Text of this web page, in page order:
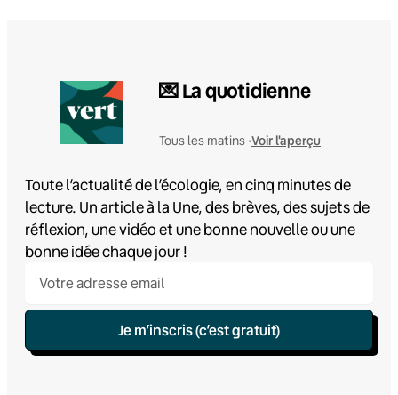
💌 La quotidienne
Tous les matins •Voir l'aperçu
Toute l’actualité de l’écologie, en cinq minutes de
lecture. Un article à la Une, des brèves, des sujets de
réflexion, une vidéo et une bonne nouvelle ou une
bonne idée chaque jour !
Je m’inscris (c’est gratuit)